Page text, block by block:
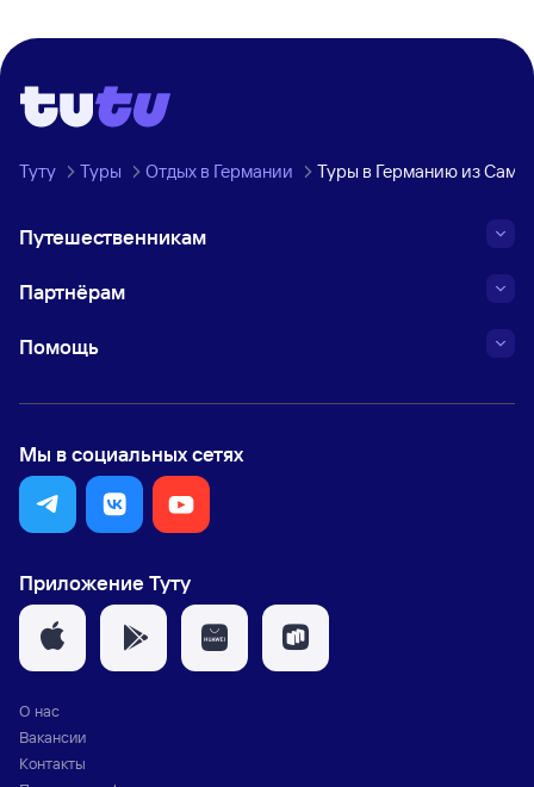
Туту Туры Отдых в Германии Туры в Германию из
Путешественникам
Партнёрам
Помощь
Мы в социальных сетях
Приложение Туту
О нас
Вакансии
Контакты